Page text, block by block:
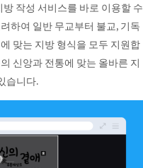
작성 서비스를 바로 이용할 수
하여 일반 무교부터 불교, 기독
맞는 지방 형식을 모두 지원합
신앙과 전통에 맞는 올바른 지
습니다.